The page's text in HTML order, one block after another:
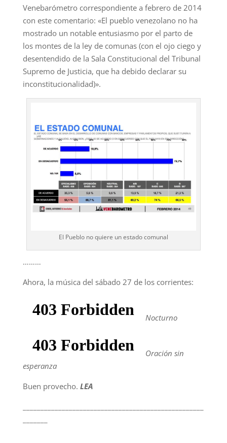
Venebarómetro correspondiente a febrero de 2014
con este comentario: «El pueblo venezolano no ha
mostrado un notable entusiasmo por el parto de
los montes de la ley de comunas (con el ojo ciego y
desentendido de la Sala Constitucional del Tribunal
Supremo de Justicia, que ha debido declarar su
inconstitucionalidad)».
El Pueblo no quiere un estado comunal
………
Ahora, la música del sábado 27 de los corrientes:
Nocturno
Oración sin
esperanza
Buen provecho. LEA